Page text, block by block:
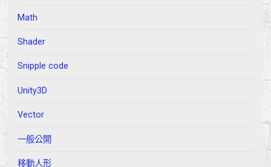
Math
Shader
Snipple code
Unity3D
Vector
一般公開
移動人形